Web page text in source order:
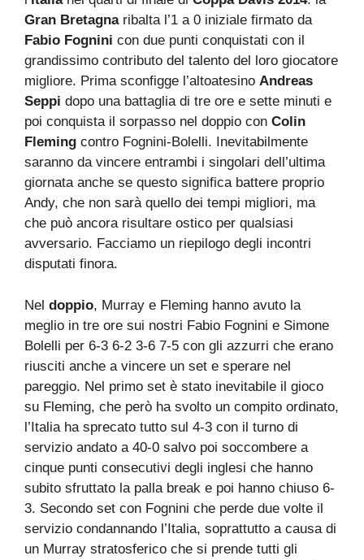
Gran Bretagnaribalta l’1 a 0 iniziale firmato da
Fabio Fognini con due punti conquistati con il
grandissimo contributo del talento del loro giocatore
migliore. Prima sconfigge l’altoatesino Andreas
Seppi dopo una battaglia di tre ore e sette minuti e
poi conquista il sorpasso nel doppio con Colin
Fleming contro Fognini-Bolelli. Inevitabilmente
saranno da vincere entrambi i singolari dell’ultima
giornata anche se questo significa battere proprio
Andy, che non sarà quello dei tempi migliori, ma
che può ancora risultare ostico per qualsiasi
avversario. Facciamo un riepilogo degli incontri
disputati finora.
Nel doppio, Murray e Fleming hanno avuto la
meglio in tre ore sui nostri Fabio Fognini e Simone
Bolelli per 6-3 6-2 3-6 7-5 con gli azzurri che erano
riusciti anche a vincere un set e sperare nel
pareggio. Nel primo set è stato inevitabile il gioco
su Fleming, che però ha svolto un compito ordinato,
l’Italia ha sprecato tutto sul 4-3 con il turno di
servizio andato a 40-0 salvo poi soccombere a
cinque punti consecutivi degli inglesi che hanno
subito sfruttato la palla break e poi hanno chiuso 6-
3. Secondo set con Fognini che perde due volte il
servizio condannando l’Italia, soprattutto a causa di
un Murray stratosferico che si prende tutti gli